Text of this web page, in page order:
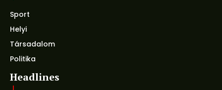
Sport
Helyi
Társadalom
Politika
Headlines